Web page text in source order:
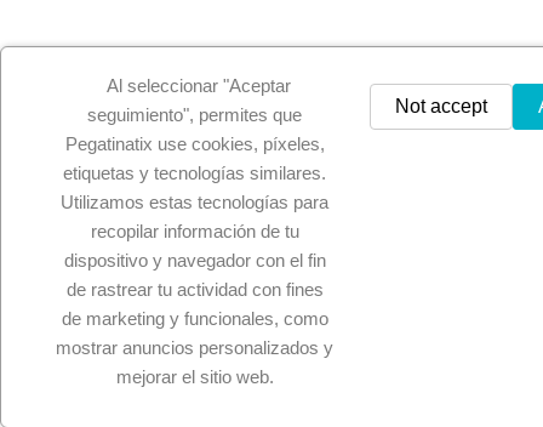
Al seleccionar "Aceptar
seguimiento", permites que
Pegatinatix use cookies, píxeles,
etiquetas y tecnologías similares.
Utilizamos estas tecnologías para
recopilar información de tu
dispositivo y navegador con el fin
de rastrear tu actividad con fines
de marketing y funcionales, como
mostrar anuncios personalizados y
mejorar el sitio web.
Not accept